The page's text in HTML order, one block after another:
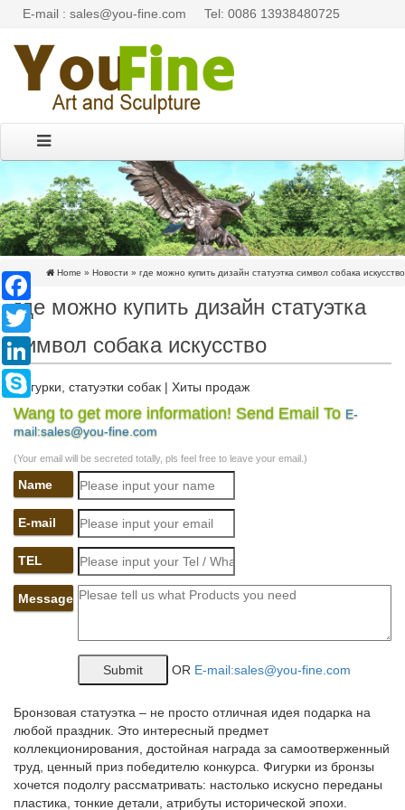
E-mail : sales@you-fine.com Tel: 0086 13938480725
Home » Новости » где можно купить дизайн статуэтка символ собака искусство
где можно купить дизайн статуэтка
символ собака искусство
Фигурки, статуэтки собак | Хиты продаж
У нас можно купить Матрешки, оловянные солдатики,
шкатулки Палех, Федоскино.Павловопосадские платки,
фарфор ЛФЗ, Жостово, Береста, Фигурки, статуэтки
собак.Новости магазина. Символ 2018 года – собака.
Фигурка Собаки – символ 2018 года | В нашем…
Пройдет всего несколько лет, как символ года Собака примет
бразды правленияможно приобрести сувениры оптом, для
этого прекрасно подойдут, например, небольшие
позолоченные фигурки щенков или миниатюрные
музыкальные шкатулки, украшенные статуэтками собачек.
Год собаки фарфор и керамика Pavone
Pavone О производителе Художники Оплата и доставка Где
купить.JP-46/11 Фигурка Символ Года "Собака" (Pavone). 2
790руб. JP-38/15 Картина "Дама с собакой" (Pavone).
Статуэтки – символ 2018 года – Собака – покупайте в Москве
по…
Приобрести товары из раздела Статуэтки – символ 2018 года
Wang to get more information! Send Email To E-
mail:sales@you-fine.com
(Your email will be secreted totally, pls feel free to leave your email.)
Name
E-mail
TEL
Message
OR E-mail:sales@you-fine.com
Бронзовая статуэтка – не просто отличная идея подарка на
любой праздник. Это интересный предмет
коллекционирования, достойная награда за самоотверженный
труд, ценный приз победителю конкурса. Фигурки из бронзы
хочется подолгу рассматривать: настолько искусно переданы
пластика, тонкие детали, атрибуты исторической эпохи.
Facebook
Twitter
LinkedIn